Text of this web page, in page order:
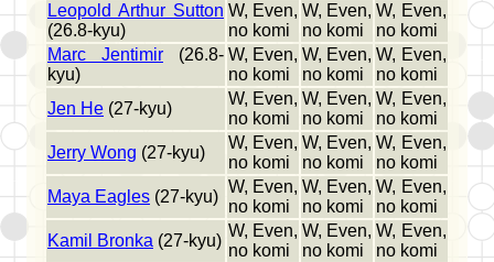
Leopold Arthur Sutton
(26.8-kyu)
W, Even,
no komi
W, Even,
no komi
W, Even,
no komi
Marc Jentimir (26.8-
kyu)
W, Even,
no komi
W, Even,
no komi
W, Even,
no komi
Jen He (27-kyu)
W, Even,
no komi
W, Even,
no komi
W, Even,
no komi
Jerry Wong (27-kyu)
W, Even,
no komi
W, Even,
no komi
W, Even,
no komi
Maya Eagles (27-kyu)
W, Even,
no komi
W, Even,
no komi
W, Even,
no komi
Kamil Bronka (27-kyu)
W, Even,
no komi
W, Even,
no komi
W, Even,
no komi